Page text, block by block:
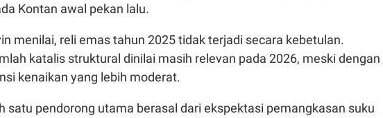
Kontan awal pekan lalu.
menilai, reli emas tahun 2025 tidak terjadi secara kebetulan.
katalis struktural dinilai masih relevan pada 2026, meski dengan
kenaikan yang lebih moderat.
satu pendorong utama berasal dari ekspektasi pemangkasan suku